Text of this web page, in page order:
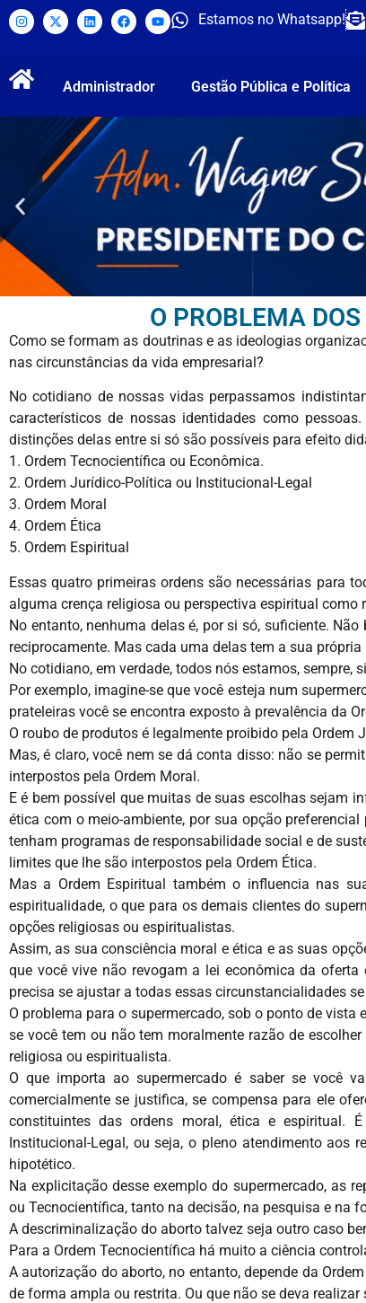
Estamos no Whatsapp!
Administrador Gestão Pública e Política
O PROBLEMA
Como se formam as doutrinas e as ideologias
nas circunstâncias da vida empresarial?
No cotidiano de nossas vidas perpassamos
característicos de nossas identidades como
distinções delas entre si só são possíveis para efeito
1. Ordem Tecnocientífica ou Econômica.
2. Ordem Jurídico-Política ou Institucional-Legal
3. Ordem Moral
4. Ordem Ética
5. Ordem Espiritual
Essas quatro primeiras ordens são necessárias para
alguma crença religiosa ou perspectiva espiritual como
No entanto, nenhuma delas é, por si só, suficiente.
reciprocamente. Mas cada uma delas tem a sua
No cotidiano, em verdade, todos nós estamos,
Por exemplo, imagine-se que você esteja num
prateleiras você se encontra exposto à prevalência da
O roubo de produtos é legalmente proibido pela
Mas, é claro, você nem se dá conta disso: não se
interpostos pela Ordem Moral.
E é bem possível que muitas de suas escolhas sejam
ética com o meio-ambiente, por sua opção
tenham programas de responsabilidade social e de
limites que lhe são interpostos pela Ordem Ética.
Mas a Ordem Espiritual também o influencia nas
espiritualidade, o que para os demais clientes do
opções religiosas ou espiritualistas.
Assim, as sua consciência moral e ética e as suas
que você vive não revogam a lei econômica da oferta
precisa se ajustar a todas essas circunstancialidades
O problema para o supermercado, sob o ponto de
se você tem ou não tem moralmente razão de
religiosa ou espiritualista.
O que importa ao supermercado é saber se você
comercialmente se justifica, se compensa para ele
constituintes das ordens moral, ética e espiritual.
Institucional-Legal, ou seja, o pleno atendimento aos
hipotético.
Na explicitação desse exemplo do supermercado, as
ou Tecnocientífica, tanto na decisão, na pesquisa e na
A descriminalização do aborto talvez seja outro caso
Para a Ordem Tecnocientífica há muito a ciência
A autorização do aborto, no entanto, depende da
de forma ampla ou restrita. Ou que não se deva